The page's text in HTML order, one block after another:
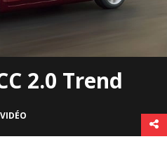
2.0 Trend
VIDÉO